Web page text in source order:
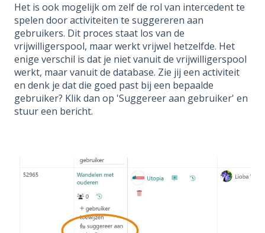
Het is ook mogelijk om zelf de rol van intercedent te
spelen door activiteiten te suggereren aan
gebruikers. Dit proces staat los van de
vrijwilligerspool, maar werkt vrijwel hetzelfde. Het
enige verschil is dat je niet vanuit de vrijwilligerspool
werkt, maar vanuit de database. Zie jij een activiteit
en denk je dat die goed past bij een bepaalde
gebruiker? Klik dan op 'Suggereer aan gebruiker' en
stuur een bericht.